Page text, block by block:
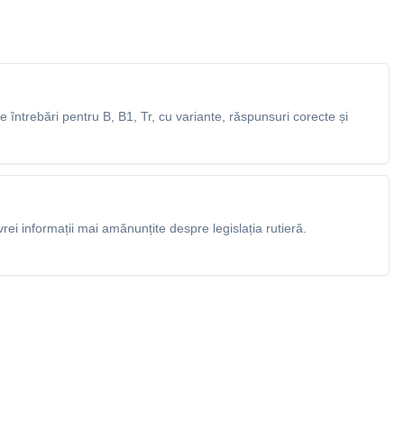
întrebări pentru B, B1, Tr, cu variante, răspunsuri corecte și
informații mai amănunțite despre legislația rutieră.